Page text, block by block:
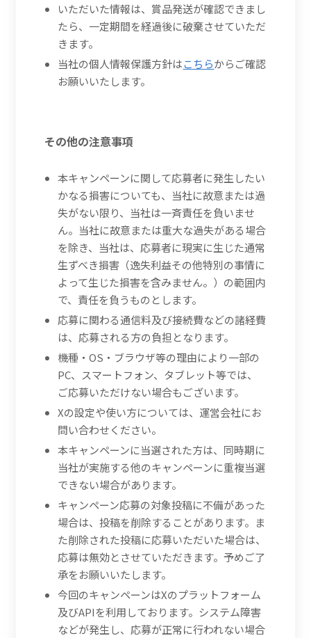
いただいた情報は、賞品発送が確認できまし
たら、一定期間を経過後に破棄させていただ
きます。
当社の個人情報保護方針はこちらからご確認
お願いいたします。
その他の注意事項
本キャンペーンに関して応募者に発生したい
かなる損害についても、当社に故意または過
失がない限り、当社は一斉責任を負いませ
ん。当社に故意または重大な過失がある場合
を除き、当社は、応募者に現実に生じた通常
生ずべき損害（逸失利益その他特別の事情に
よって生じた損害を含みません。）の範囲内
で、責任を負うものとします。
応募に関わる通信料及び接続費などの諸経費
は、応募される方の負担となります。
機種・OS・ブラウザ等の理由により一部の
PC、スマートフォン、タブレット等では、
ご応募いただけない場合もございます。
Xの設定や使い方については、運営会社にお
問い合わせください。
本キャンペーンに当選された方は、同時期に
当社が実施する他のキャンペーンに重複当選
できない場合があります。
キャンペーン応募の対象投稿に不備があった
場合は、投稿を削除することがあります。ま
た削除された投稿に応募いただいた場合は、
応募は無効とさせていただきます。予めご了
承をお願いいたします。
今回のキャンペーンはXのプラットフォーム
及びAPIを利用しております。システム障害
などが発生し、応募が正常に行われない場合